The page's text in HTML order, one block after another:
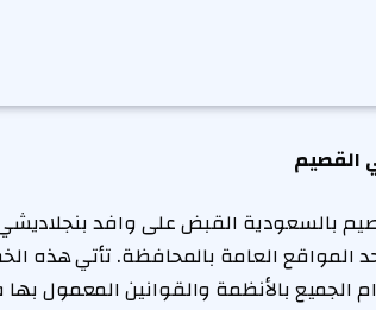
القصيم
بالسعودية القبض على وافد
المواقع العامة بالمحافظة. تأتي هذه
الجميع بالأنظمة والقوانين المعمول